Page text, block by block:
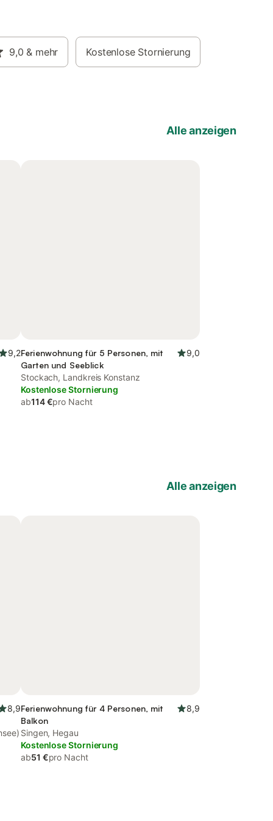
9,0 & mehr Kostenlose Stornierung
Alle anzeigen
9,2Ferienwohnung für 5 Personen, mit
Garten und Seeblick
9,0
Stockach, Landkreis Konstanz
Kostenlose Stornierung
ab114 €pro Nacht
Alle anzeigen
8,9Ferienwohnung für 4 Personen, mit
Balkon
8,9
Singen, Hegau
Kostenlose Stornierung
ab51 €pro Nacht